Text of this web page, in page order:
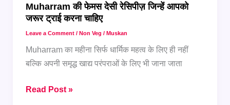
Muharram की फेमस देसी रेसिपीज़ जिन्हें आपको
जरूर ट्राई करना चाहिए
Leave a Comment / Non Veg / Muskan
Muharram का महीना सिर्फ धार्मिक महत्व के लिए ही नहीं
बल्कि अपनी समृद्ध खाद्य परंपराओं के लिए भी जाना जाता
Muharram
Read Post »